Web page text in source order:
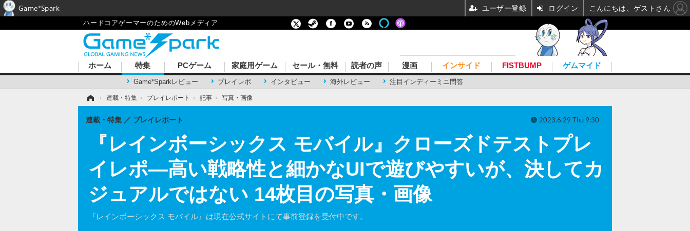
ハードコアゲーマーのためのWebメディア
ホーム 特集
Game*Sparkレビュー プレイレポ インタビュー 海外レビュー 注目インディーミニ問答
PCゲーム 家庭用ゲーム セール・無料 読者の声 漫画 インサイド FISTBUMP ゲムマイド
› 連載・特集 › プレイレポート › 記事 › 写真・画像
『レインボーシックス モバイル』クローズドテストプレ
イレポ―高い戦略性と細かなUIで遊びやすいが、決してカ
ジュアルではない 14枚目の写真・画像
『レインボーシックス モバイル』は現在公式サイトにて事前登録を受付中です。
連載・特集 プレイレポート 2023.6.29 Thu 9:30
Game*Spark ユーザー登録 ログイン こんにちは、ゲストさん